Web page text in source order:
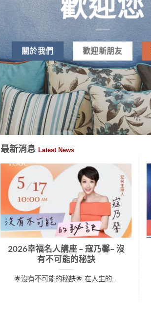
歡迎您
關於我們 歡迎新朋友
最新消息 Latest News
2026幸福名人講座 – 寇乃馨– 沒
有不可能的秘訣
🌟沒有不可能的秘訣🌟 在人生的...